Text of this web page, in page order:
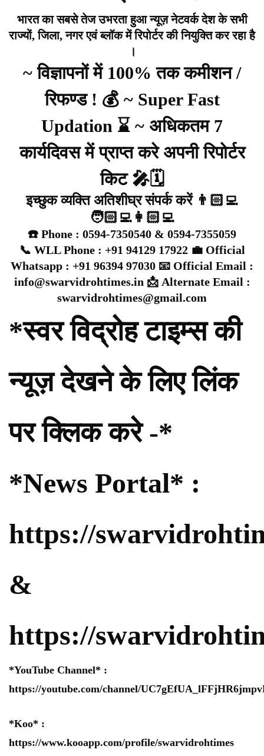
भारत का सबसे तेज उभरता हुआ न्यूज़ नेटवर्क देश के सभी
राज्यों, जिला, नगर एवं ब्लॉक में रिपोर्टर की नियुक्ति कर रहा है
।
~ विज्ञापनों में 100% तक कमीशन /
रिफण्ड ! 💰 ~ Super Fast
Updation ⌛ ~ अधिकतम 7
कार्यदिवस में प्राप्त करे अपनी रिपोर्टर
किट 🎤🗓️
इच्छुक व्यक्ति अतिशीघ्र संपर्क करें 👨🏻‍💻
🧑🏻‍💻👩🏻‍💻
☎️ Phone : 0594-7350540 & 0594-7355059
📞 WLL Phone : +91 94129 17922 💼 Official
Whatsapp : +91 96394 97030 📧 Official Email :
info@swarvidrohtimes.in 📩 Alternate Email :
swarvidrohtimes@gmail.com
*स्वर विद्रोह टाइम्स की
न्यूज़ देखने के लिए लिंक
पर क्लिक करे -*
*News Portal* :
https://
&
https://
*YouTube Channel* :
https://youtube.com/channel/
*Koo* :
https://www.kooapp.com/profile/swarvidrohtimes